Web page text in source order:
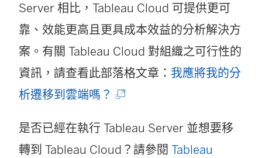
Server 相比， Tableau Cloud 可提供更可
靠、效能更高且更具成本效益的分析解決方
案。有關 Tableau Cloud 對組織之可行性的
資訊，請查看此部落格文章： 我應將我的分
析遷移到雲端嗎？ (
是否已經在執行 Tableau Server 並想要移
轉到 Tableau Cloud？請參閱 Tableau